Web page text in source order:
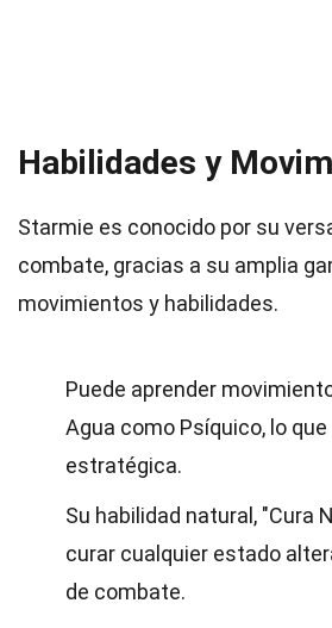
Habilidades y
Starmie es conocido por su
combate, gracias a su amplia
movimientos y habilidades.
Puede aprender
Agua como Psíquico, lo
estratégica.
Su habilidad natural, "Cura
curar cualquier estado
de combate.